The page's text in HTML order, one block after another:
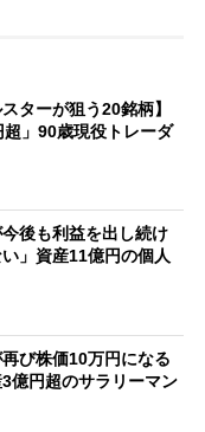
ターが狙う20銘柄】
超」90歳現役トレーダ
今後も利益を出し続け
」資産11億円の個人
再び株価10万円になる
億円超のサラリーマン